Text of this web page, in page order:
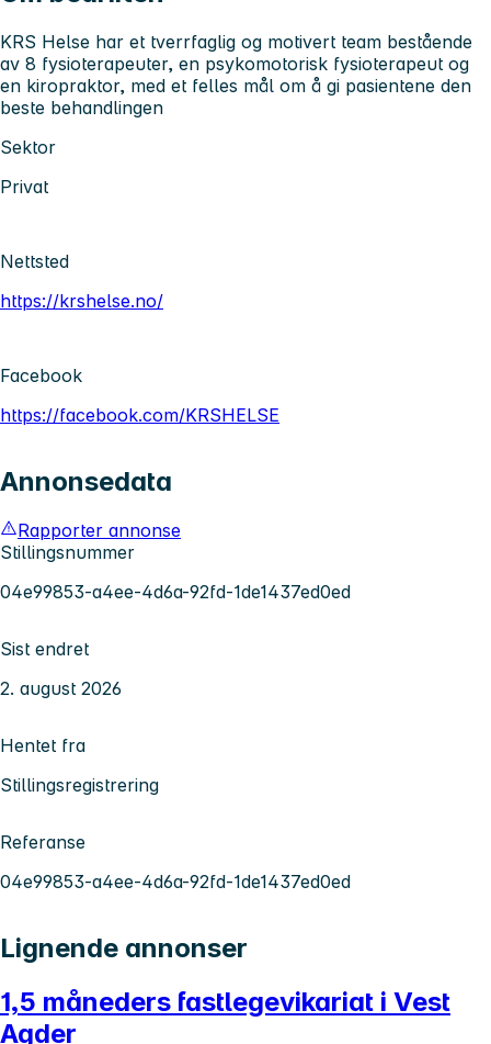
KRS Helse har et tverrfaglig og motivert team bestående
av 8 fysioterapeuter, en psykomotorisk fysioterapeut og
en kiropraktor, med et felles mål om å gi pasientene den
beste behandlingen
Sektor
Privat
Nettsted
https://krshelse.no/
Facebook
https://facebook.com/KRSHELSE
Annonsedata
Rapporter annonse
Stillingsnummer
04e99853-a4ee-4d6a-92fd-1de1437ed0ed
Sist endret
2. august 2026
Hentet fra
Stillingsregistrering
Referanse
04e99853-a4ee-4d6a-92fd-1de1437ed0ed
Lignende annonser
1,5 måneders fastlegevikariat i Vest
Agder